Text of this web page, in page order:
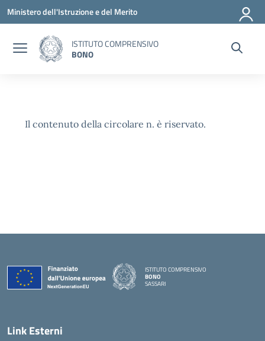
Vai ai contenuti
Vai al menu di navigazione
Vai al footer
Ministero dell'Istruzione e del Merito
ISTITUTO COMPRENSIVO
BONO
Il contenuto della circolare n. è riservato.
ISTITUTO COMPRENSIVO
BONO
SASSARI
Link Esterni